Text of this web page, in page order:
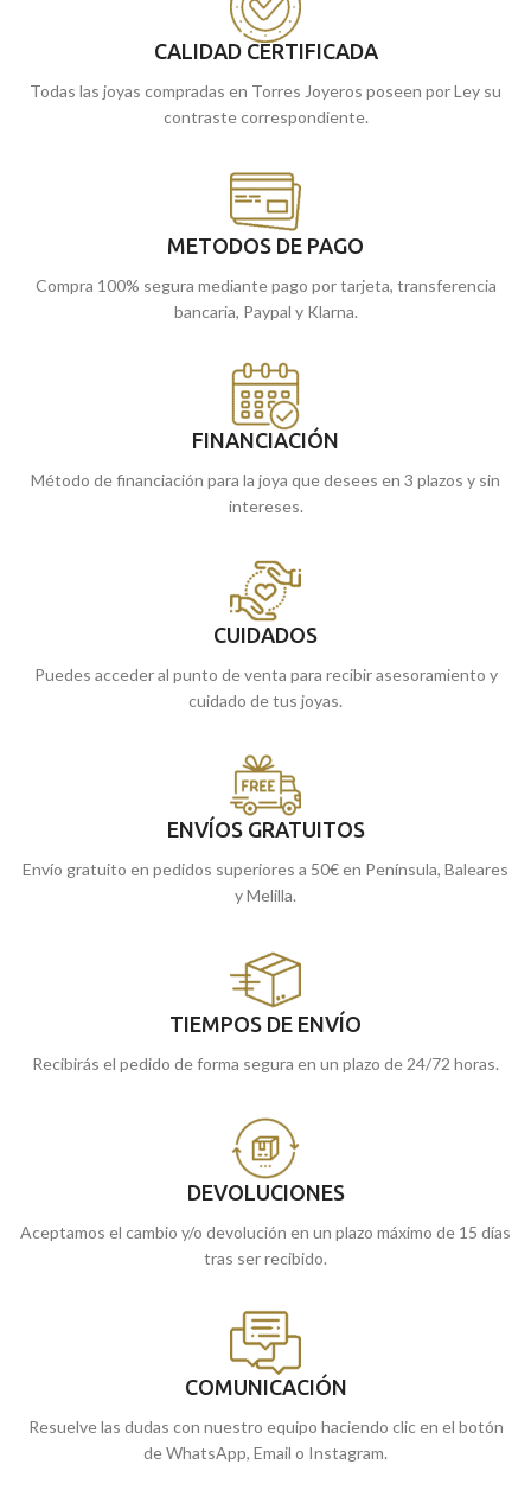
en nuestras tiendas de
online y te la
llevamos a casa.
brillo.
Puedes encontrarla en nuestras
online, te la enviamos a casa.
CALIDAD CERTIFICADA
Todas las joyas compradas en Torres Joyeros poseen por Ley su
contraste correspondiente.
METODOS DE PAGO
Compra 100% segura mediante pago por tarjeta, transferencia
bancaria, Paypal y Klarna.
FINANCIACIÓN
Método de financiación para la joya que desees en 3 plazos y sin
intereses.
CUIDADOS
Puedes acceder al punto de venta para recibir asesoramiento y
cuidado de tus joyas.
ENVÍOS GRATUITOS
Envío gratuito en pedidos superiores a 50€ en Península, Baleares
y Melilla.
TIEMPOS DE ENVÍO
Recibirás el pedido de forma segura en un plazo de 24/72 horas.
DEVOLUCIONES
Aceptamos el cambio y/o devolución en un plazo máximo de 15 días
tras ser recibido.
COMUNICACIÓN
Resuelve las dudas con nuestro equipo haciendo clic en el botón
de WhatsApp, Email o Instagram.